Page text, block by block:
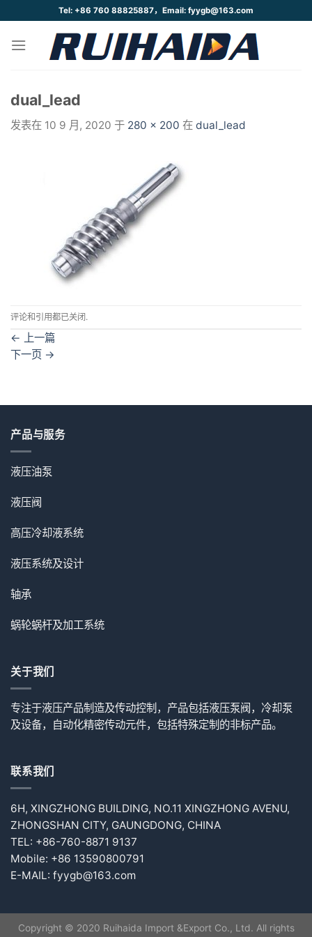
到
Tel: +86 760 88825887，Email: fyygb@163.com
dual_lead
发表在 10 9 月, 2020 于 280 × 200 在 dual_lead
评论和引用都已关闭.
← 上一篇
下一页 →
产品与服务
液压油泵
液压阀
高压冷却液系统
液压系统及设计
轴承
蜗轮蜗杆及加工系统
关于我们
专注于液压产品制造及传动控制，产品包括液压泵阀，冷却泵
及设备，自动化精密传动元件，包括特殊定制的非标产品。
联系我们
6H, XINGZHONG BUILDING, NO.11 XINGZHONG AVENU,
ZHONGSHAN CITY, GAUNGDONG, CHINA
TEL: +86-760-8871 9137
Mobile: +86 13590800791
E-MAIL: fyygb@163.com
Copyright © 2020 Ruihaida Import &Export Co., Ltd. All rights